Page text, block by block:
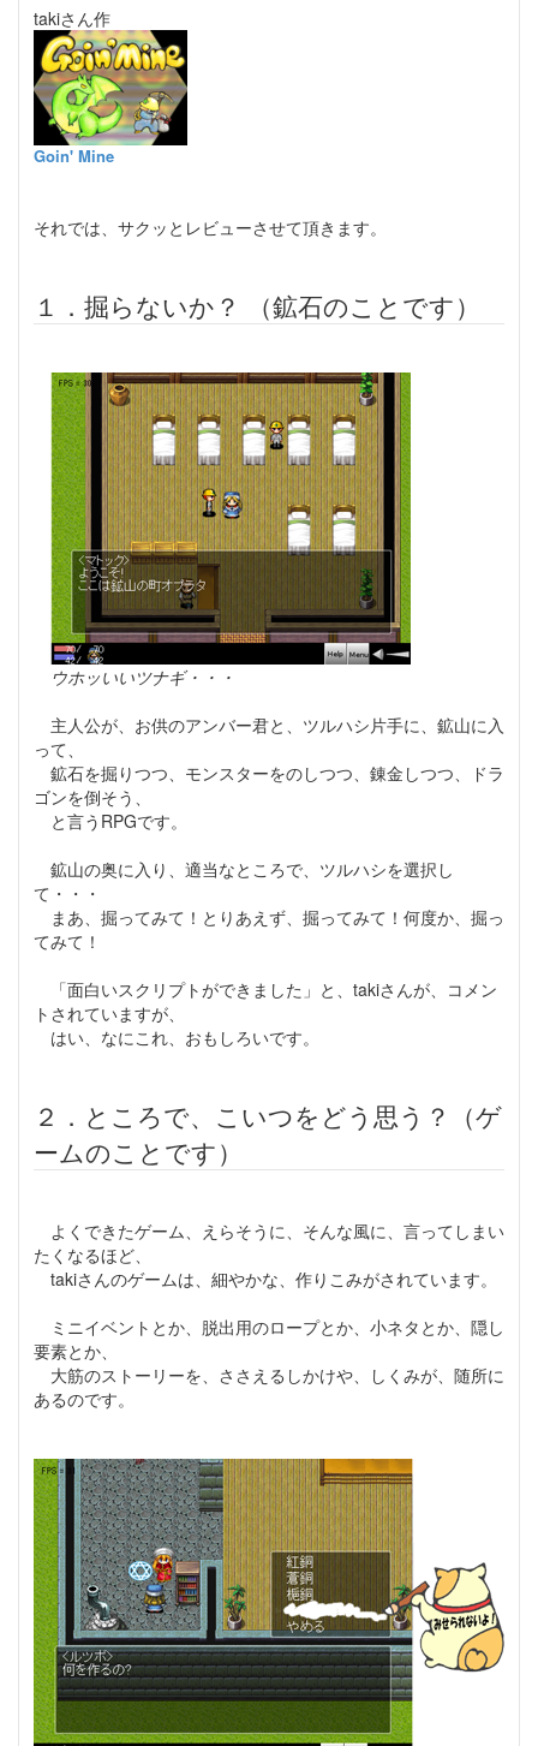
takiさん作
Goin' Mine
それでは、サクッとレビューさせて頂きます。
１．掘らないか？ （鉱石のことです）
ウホッいいツナギ・・・
主人公が、お供のアンバー君と、ツルハシ片手に、鉱山に入
って、
鉱石を掘りつつ、モンスターをのしつつ、錬金しつつ、ドラ
ゴンを倒そう、
と言うRPGです。
鉱山の奥に入り、適当なところで、ツルハシを選択し
て・・・
まあ、掘ってみて！とりあえず、掘ってみて！何度か、掘っ
てみて！
「面白いスクリプトができました」と、takiさんが、コメン
トされていますが、
はい、なにこれ、おもしろいです。
２．ところで、こいつをどう思う？（ゲ
ームのことです）
よくできたゲーム、えらそうに、そんな風に、言ってしまい
たくなるほど、
takiさんのゲームは、細やかな、作りこみがされています。
ミニイベントとか、脱出用のロープとか、小ネタとか、隠し
要素とか、
大筋のストーリーを、ささえるしかけや、しくみが、随所に
あるのです。